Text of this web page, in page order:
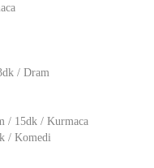
/ Dram
/ 15dk / Kurmaca
/ Komedi